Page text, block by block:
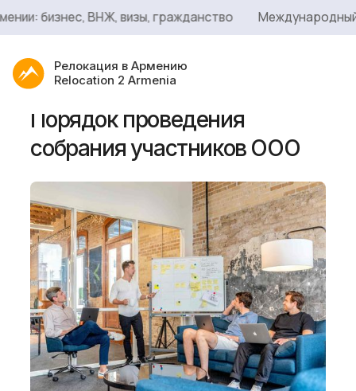
бизнес, ВНЖ, визы, гражданство Международный
Релокация в Армению
Relocation 2 Armenia
Услуги
Сервисы
Блог
О нас
Порядок проведения
собрания участников ООО